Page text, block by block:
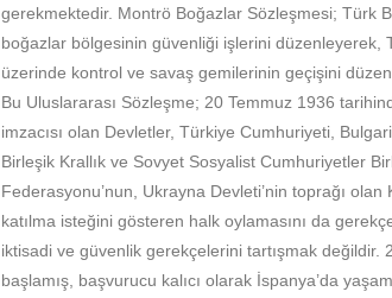
gerekmektedir. Montrö Boğazlar Sözleşmesi; Türk
boğazlar bölgesinin güvenliği işlerini düzenleyerek,
üzerinde kontrol ve savaş gemilerinin geçişini
Bu Uluslararası Sözleşme; 20 Temmuz 1936
imzacısı olan Devletler, Türkiye Cumhuriyeti,
Birleşik Krallık ve Sovyet Sosyalist Cumhuriyetler
Federasyonu’nun, Ukrayna Devleti’nin toprağı olan
katılma isteğini gösteren halk oylamasını da
iktisadi ve güvenlik gerekçelerini tartışmak değildir.
başlamış, başvurucu kalıcı olarak İspanya’da